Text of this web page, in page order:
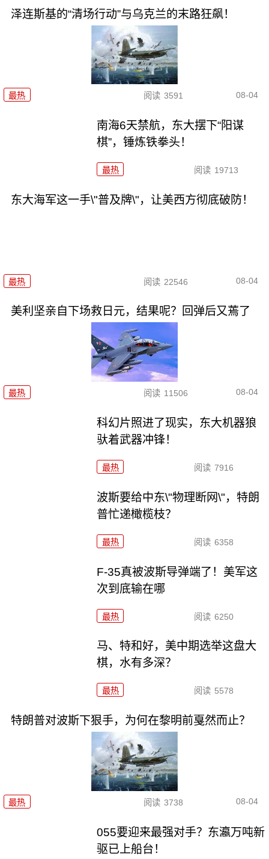
泽连斯基的“清场行动”与乌克兰的末路狂飙！
最热 阅读 3591 08-04
南海6天禁航，东大摆下“阳谋
棋”，锤炼铁拳头！
最热 阅读 19713
东大海军这一手\"普及牌\"，让美西方彻底破防！
最热 阅读 22546 08-04
美利坚亲自下场救日元，结果呢？回弹后又蔫了
最热 阅读 11506 08-04
科幻片照进了现实，东大机器狼
驮着武器冲锋！
最热 阅读 7916
波斯要给中东\"物理断网\"，特朗
普忙递橄榄枝？
最热 阅读 6358
F-35真被波斯导弹端了！美军这
次到底输在哪
最热 阅读 6250
马、特和好，美中期选举这盘大
棋，水有多深？
最热 阅读 5578
特朗普对波斯下狠手，为何在黎明前戛然而止？
最热 阅读 3738 08-04
055要迎来最强对手？东瀛万吨新
驱已上船台！